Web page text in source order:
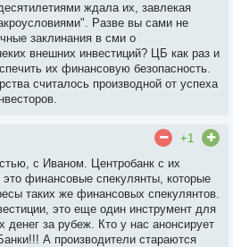
ждала их, завлекая
Разве вы сами не
заклинания в сми о
внешних инвестиций? ЦБ как раз и
их финансовую безопасность.
считалось производной от успеха
+1
с Иваном. Центробанк с их
финансовые спекулянты, которые
таких же финансовых спекулянтов.
это еще один инструмент для
денег за рубеж. Кто у нас анонсирует
А производители стараются